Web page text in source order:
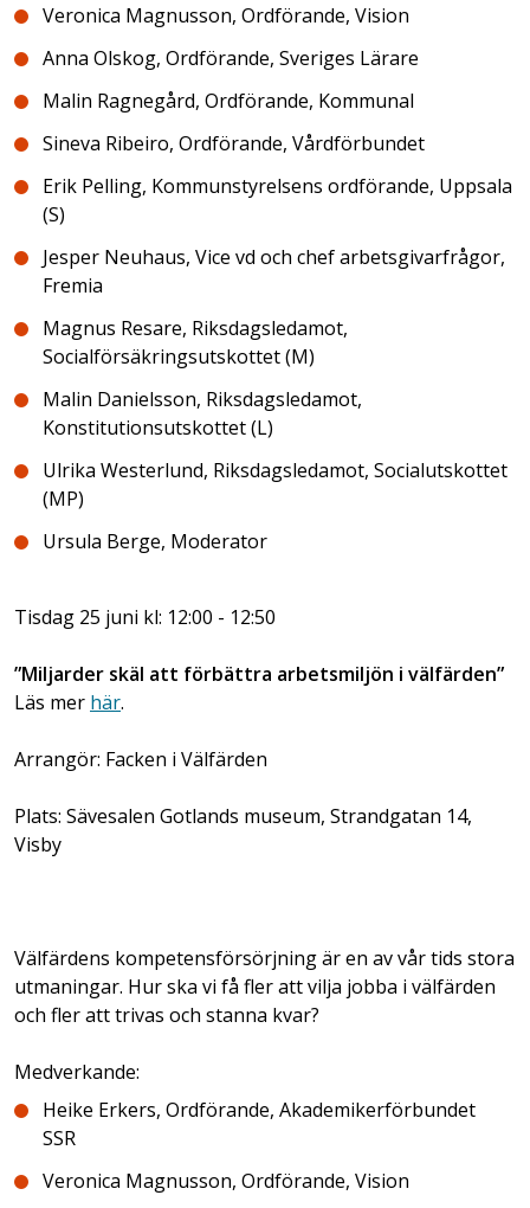
Veronica Magnusson, Ordförande, Vision
Anna Olskog, Ordförande, Sveriges Lärare
Malin Ragnegård, Ordförande, Kommunal
Sineva Ribeiro, Ordförande, Vårdförbundet
Erik Pelling, Kommunstyrelsens ordförande, Uppsala
(S)
Jesper Neuhaus, Vice vd och chef arbetsgivarfrågor,
Fremia
Magnus Resare, Riksdagsledamot,
Socialförsäkringsutskottet (M)
Malin Danielsson, Riksdagsledamot,
Konstitutionsutskottet (L)
Ulrika Westerlund, Riksdagsledamot, Socialutskottet
(MP)
Ursula Berge, Moderator
Tisdag 25 juni kl: 12:00 - 12:50
”Miljarder skäl att förbättra arbetsmiljön i välfärden”
Läs mer här.
Arrangör: Facken i Välfärden
Plats: Sävesalen Gotlands museum, Strandgatan 14,
Visby
Välfärdens kompetensförsörjning är en av vår tids stora
utmaningar. Hur ska vi få fler att vilja jobba i välfärden
och fler att trivas och stanna kvar?
Medverkande:
Heike Erkers, Ordförande, Akademikerförbundet
SSR
Veronica Magnusson, Ordförande, Vision